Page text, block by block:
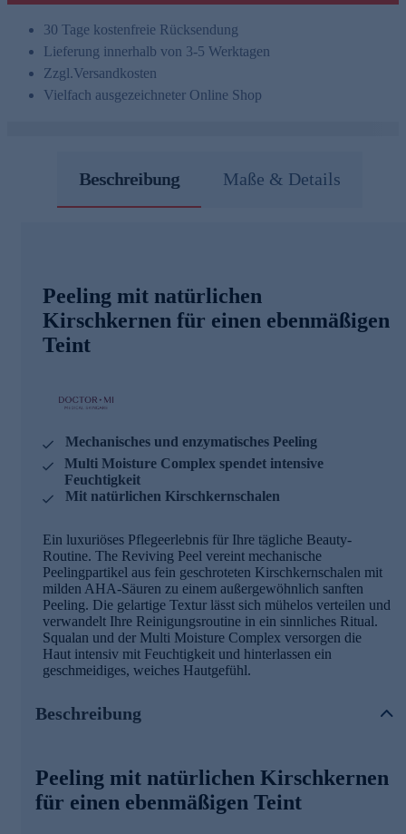
30 Tage kostenfreie Rücksendung
Lieferung innerhalb von 3-5 Werktagen
Zzgl.Versandkosten
Vielfach ausgezeichneter Online Shop
Beschreibung Maße & Details
Peeling mit natürlichen
Kirschkernen für einen ebenmäßigen
Teint
Mechanisches und enzymatisches Peeling
Multi Moisture Complex spendet intensive
Feuchtigkeit
Mit natürlichen Kirschkernschalen
Ein luxuriöses Pflegeerlebnis für Ihre tägliche Beauty-
Routine. The Reviving Peel vereint mechanische
Peelingpartikel aus fein geschroteten Kirschkernschalen mit
milden AHA-Säuren zu einem außergewöhnlich sanften
Peeling. Die gelartige Textur lässt sich mühelos verteilen und
verwandelt Ihre Reinigungsroutine in ein sinnliches Ritual.
Squalan und der Multi Moisture Complex versorgen die
Haut intensiv mit Feuchtigkeit und hinterlassen ein
geschmeidiges, weiches Hautgefühl.
Beschreibung
Peeling mit natürlichen Kirschkernen
für einen ebenmäßigen Teint